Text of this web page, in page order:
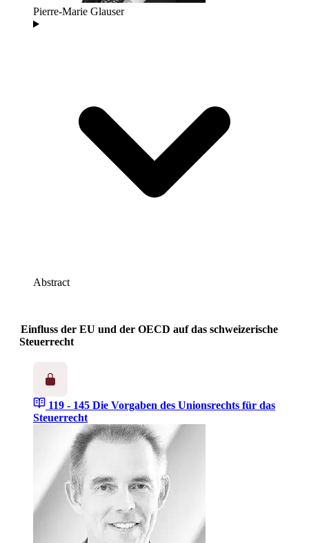
Pierre-Marie Glauser
Abstract
Einfluss der EU und der OECD auf das schweizerische
Steuerrecht
119 - 145 Die Vorgaben des Unionsrechts für das
Steuerrecht